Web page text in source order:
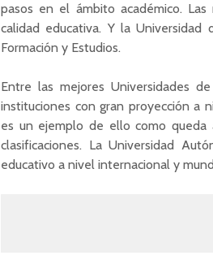
pasos en el ámbito académico.
calidad educativa. Y la
Formación y Estudios.
Entre las mejores Universidades
instituciones con gran proyección a
es un ejemplo de ello como queda
clasificaciones. La Universidad
educativo a nivel internacional y